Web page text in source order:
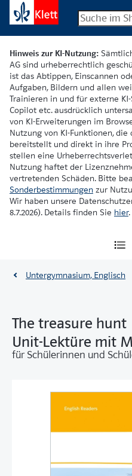
Hinweis zur KI-Nutzung:
AG sind urheberrechtlich
ist das Abtippen, Einscannen
Aufgaben, Bildern und allen
Trainieren in und für externe
Copilot etc. ausdrücklich
von KI-Erweiterungen im
Nutzung von KI-Funktionen,
bereitstellt und direkt in ihre
stellen eine
Nutzung haftet der
vertretenden Schäden. Bitte
Sonderbestimmungen zur
Wir haben unsere
8.7.2026). Details finden Sie hier.
Untergymnasium, Englisch
The treasure hunt
Unit-Lektüre mit
für Schülerinnen und